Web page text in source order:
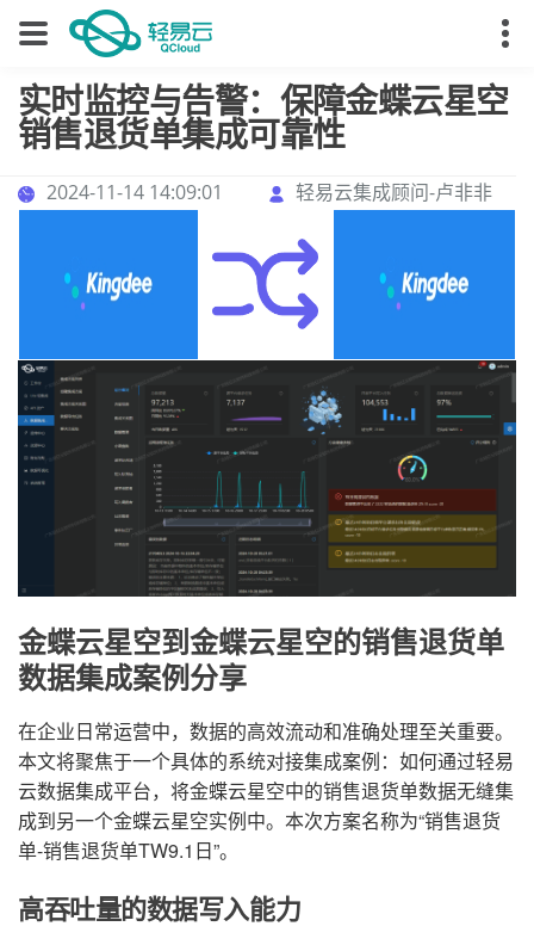
实时监控与告警：保障金蝶云星空
销售退货单集成可靠性
2024-11-14 14:09:01 轻易云集成顾问-卢非非
金蝶云星空到金蝶云星空的销售退货单
数据集成案例分享
在企业日常运营中，数据的高效流动和准确处理至关重要。
本文将聚焦于一个具体的系统对接集成案例：如何通过轻易
云数据集成平台，将金蝶云星空中的销售退货单数据无缝集
成到另一个金蝶云星空实例中。本次方案名称为“销售退货
单-销售退货单TW9.1日”。
高吞吐量的数据写入能力